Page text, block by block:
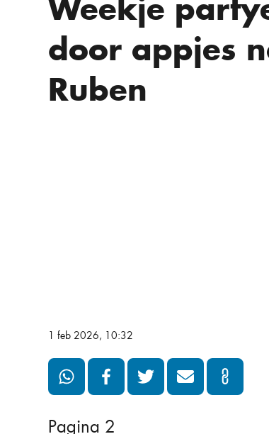
Weekje
door appjes
Ruben
1 feb 2026, 10:32
Pagina 2